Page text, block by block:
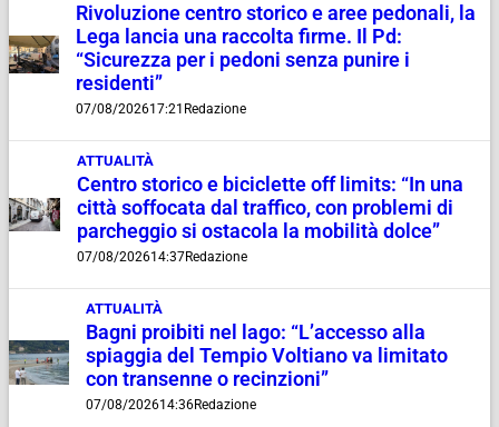
Rivoluzione centro storico e aree pedonali, la
Lega lancia una raccolta firme. Il Pd:
“Sicurezza per i pedoni senza punire i
residenti”
07/08/202617:21 Redazione
ATTUALITÀ
Centro storico e biciclette off limits: “In una
città soffocata dal traffico, con problemi di
parcheggio si ostacola la mobilità dolce”
07/08/202614:37Redazione
ATTUALITÀ
Bagni proibiti nel lago: “L’accesso alla
spiaggia del Tempio Voltiano va limitato
con transenne o recinzioni”
07/08/202614:36Redazione